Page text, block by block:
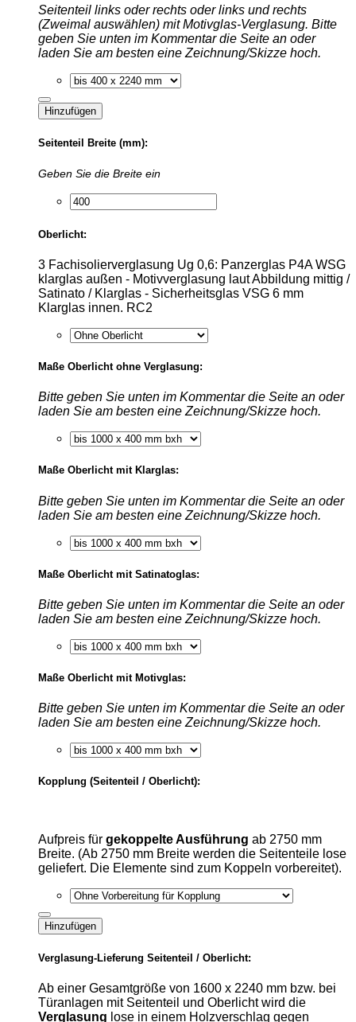
Seitenteil links oder rechts oder links und rechts
(Zweimal auswählen) mit Motivglas-Verglasung. Bitte
geben Sie unten im Kommentar die Seite an oder
laden Sie am besten eine Zeichnung/Skizze hoch.
Hinzufügen
Seitenteil Breite (mm):
Geben Sie die Breite ein
Oberlicht:
3 Fachisolierverglasung Ug 0,6: Panzerglas P4A WSG
klarglas außen - Motivverglasung laut Abbildung mittig /
Satinato / Klarglas - Sicherheitsglas VSG 6 mm
Klarglas innen. RC2
Maße Oberlicht ohne Verglasung:
Bitte geben Sie unten im Kommentar die Seite an oder
laden Sie am besten eine Zeichnung/Skizze hoch.
Maße Oberlicht mit Klarglas:
Bitte geben Sie unten im Kommentar die Seite an oder
laden Sie am besten eine Zeichnung/Skizze hoch.
Maße Oberlicht mit Satinatoglas:
Bitte geben Sie unten im Kommentar die Seite an oder
laden Sie am besten eine Zeichnung/Skizze hoch.
Maße Oberlicht mit Motivglas:
Bitte geben Sie unten im Kommentar die Seite an oder
laden Sie am besten eine Zeichnung/Skizze hoch.
Kopplung (Seitenteil / Oberlicht):
Aufpreis für gekoppelte Ausführung ab 2750 mm
Breite. (Ab 2750 mm Breite werden die Seitenteile lose
geliefert. Die Elemente sind zum Koppeln vorbereitet).
Hinzufügen
Verglasung-Lieferung Seitenteil / Oberlicht:
Ab einer Gesamtgröße von 1600 x 2240 mm bzw. bei
Türanlagen mit Seitenteil und Oberlicht wird die
Verglasung lose in einem Holzverschlag gegen